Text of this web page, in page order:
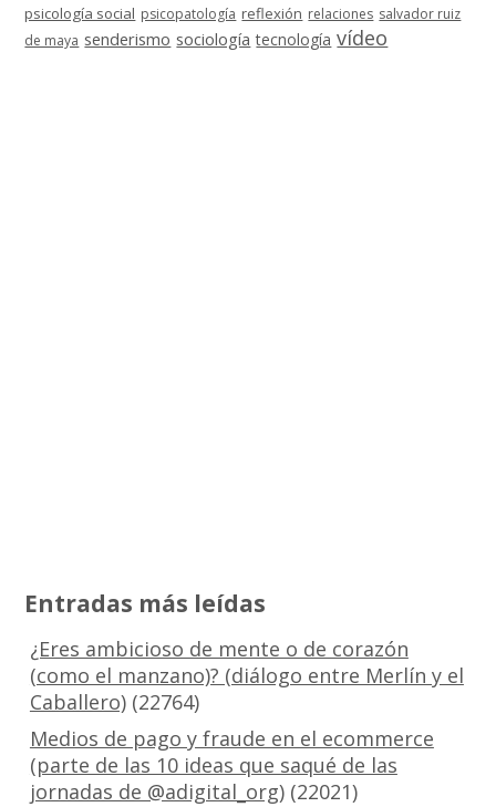
psicología social psicopatología reflexión relaciones salvador ruiz
de maya senderismo sociología tecnología vídeo
Entradas más leídas
¿Eres ambicioso de mente o de corazón
(como el manzano)? (diálogo entre Merlín y el
Caballero)(22764)
Medios de pago y fraude en el ecommerce
(parte de las 10 ideas que saqué de las
jornadas de @adigital_org)(22021)